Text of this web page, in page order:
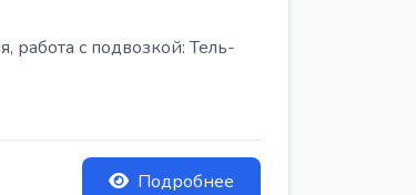
работа с подвозкой: Тель-
Подробнее